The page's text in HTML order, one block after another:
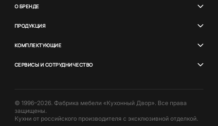
О БРЕНДЕ
ПРОДУКЦИЯ
КОМПЛЕКТУЮЩИЕ
СЕРВИСЫ И СОТРУДНИЧЕСТВО
© 1996–2026. Фабрика мебели «Кухонный Двор». Все права
защищены.
Кухни от российского производителя с эксклюзивной отделкой.